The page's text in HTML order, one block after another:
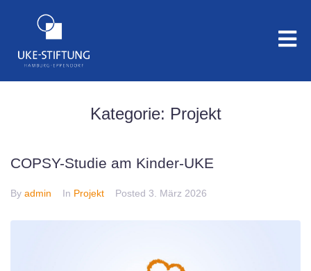
Kategorie: Projekt
COPSY-Studie am Kinder-UKE
By admin In Projekt Posted 3. März 2026